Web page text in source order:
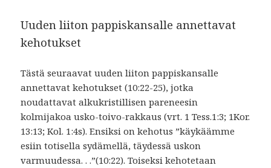
Uuden liiton pappiskansalle annettavat
kehotukset
Tästä seuraavat uuden liiton pappiskansalle
annettavat kehotukset (10:22-25), jotka
noudattavat alkukristillisen pareneesin
kolmijakoa usko-toivo-rakkaus (vrt. 1 Tess.1:3; 1Kor.
13:13; Kol. 1:4s). Ensiksi on kehotus ”käykäämme
esiin totisella sydämellä, täydessä uskon
varmuudessa. . .”(10:22). Toiseksi kehotetaan